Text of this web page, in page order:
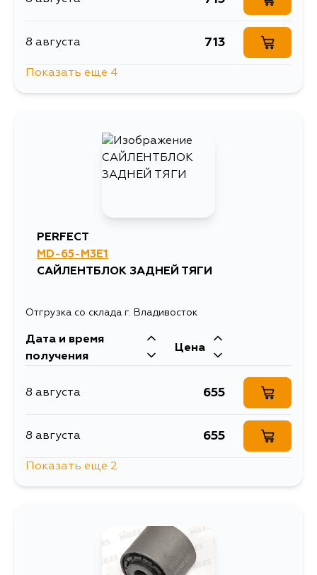
8 августа 713
713
Показать еще 4
PERFECT
MD-65-M3E1
САЙЛЕНТБЛОК ЗАДНЕЙ ТЯГИ
Отгрузка со склада г. Владивосток
Дата и время
получения
Цена
8 августа 655
8 августа 655
Показать еще 2